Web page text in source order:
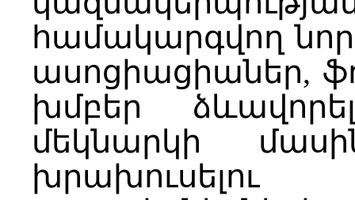
համակարգվող
ասոցիացիաներ,
խմբեր
մեկնարկի